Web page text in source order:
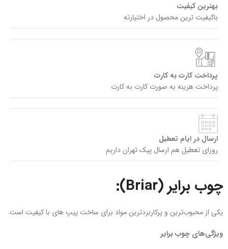
بهترین کیفیت
باکیفیت ترین محصول در اختیارته
پرداخت کارت به کارت
پرداخت هزینه به صورت کارت به کارت
ارسال در ایام تعطیل
روزای تعطیل هم ارسال پیک تهران داریم
چوب برایر (Briar):
یکی از محبوب‌ترین و پرکاربردترین مواد برای ساخت پیپ‌ های با کیفیت است.
ویژگی‌های چوب برایر